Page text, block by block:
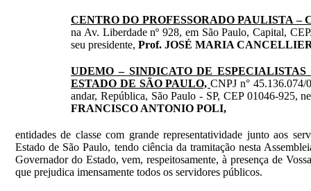
CENTRO DO PROFESSORADO PAULISTA –
na Av. Liberdade nº 928, em São Paulo, Capital,
seu presidente, Prof. JOSÉ MARIA
UDEMO – SINDICATO DE
ESTADO DE SÃO PAULO, CNPJ n° 45.136.074/
andar, República, São Paulo - SP, CEP 01046-925,
FRANCISCO ANTONIO POLI,
entidades de classe com grande representatividade junto aos
Estado de São Paulo, tendo ciência da tramitação nesta
Governador do Estado, vem, respeitosamente, à presença de
que prejudica imensamente todos os servidores públicos.